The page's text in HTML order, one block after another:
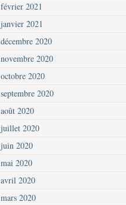
février 2021
janvier 2021
décembre 2020
novembre 2020
octobre 2020
septembre 2020
août 2020
juillet 2020
juin 2020
mai 2020
avril 2020
mars 2020